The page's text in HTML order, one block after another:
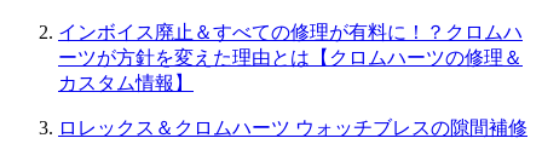
インボイス廃止＆すべての修理が有料に！？クロムハ
ーツが方針を変えた理由とは【クロムハーツの修理＆
カスタム情報】
ロレックス＆クロムハーツ ウォッチブレスの隙間補修